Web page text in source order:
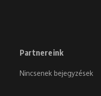
Partnereink
Nincsenek bejegyzések